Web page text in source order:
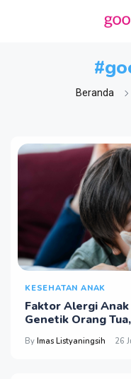
Beranda
KESEHATAN ANAK
Faktor Alergi
Genetik Orang
By Imas Listyaningsih 26